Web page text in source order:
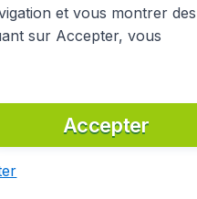
un aperçu de tous nos
et vous montrer des
sur Accepter, vous
Accepter